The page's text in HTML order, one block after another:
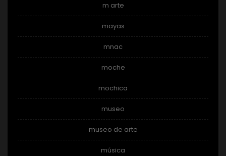
m arte
mayas
mnac
moche
mochica
museo
museo de arte
música